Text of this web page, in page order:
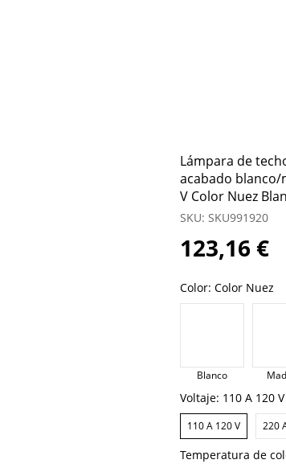
Lámpara de
acabado blanco/
V Color Nuez
SKU: SKU991920
123,16 €
Color: Color Nuez
Blanco
Voltaje: 110 A 120 V
110 A 120 V 220
Temperatura de